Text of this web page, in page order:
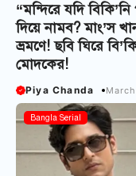
“মন্দিরে যদি
দিয়ে নামব? মাং’স
ভ্রমণে! ছবি ঘিরে
মোদকের!
Piya Chanda
Bangla Serial